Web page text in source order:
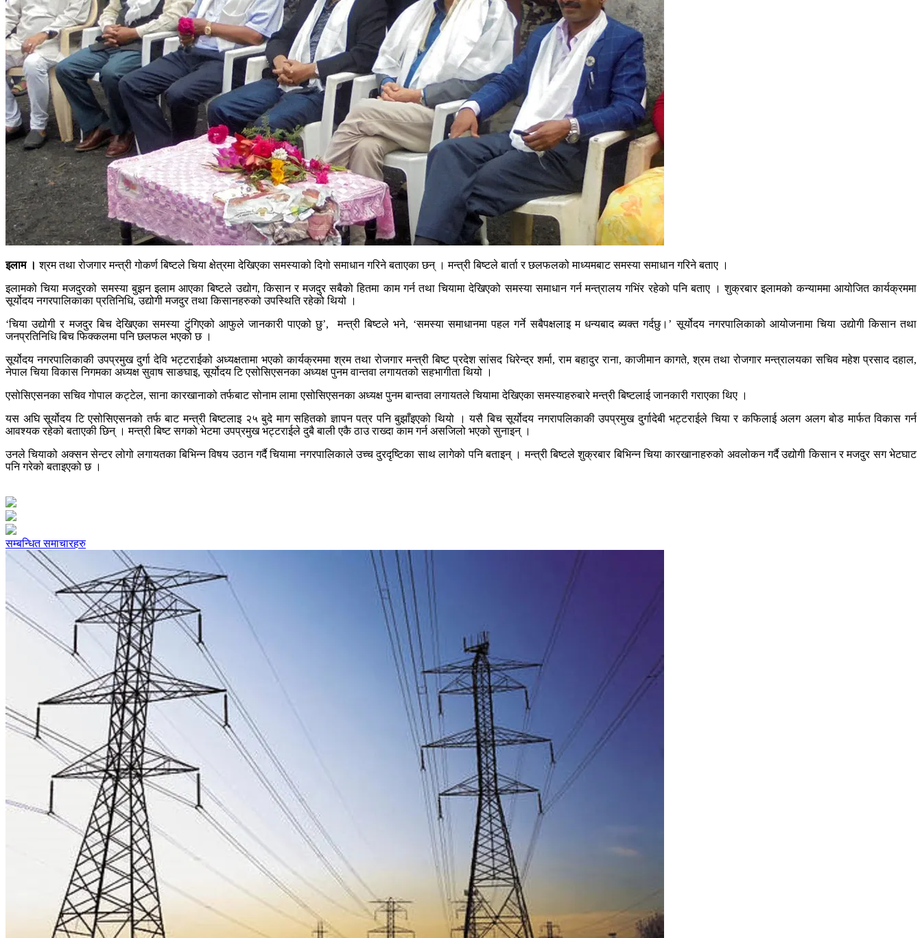
इलाम । श्रम तथा रोजगार मन्त्री गोकर्ण बिष्टले चिया क्षेत्रमा देखिएका समस्याको दिगो समाधान गरिने बताएका छन् । मन्त्री बिष्टले बार्ता र छलफलको माध्यमबाट समस्या समाधान गरिने बताए ।
इलामको चिया मजदुरको समस्या बुझन इलाम आएका बिष्टले उद्योग, किसान र मजदुर सबैको हितमा काम गर्न तथा चियामा देखिएको समस्या समाधान गर्न मन्त्रालय गभिंर रहेको पनि बताए । शुक्रबार इलामको कन्याममा आयोजित कार्यक्रममा
सूर्योदय नगरपालिकाका प्रतिनिधि, उद्योगी मजदुर तथा किसानहरुको उपस्थिति रहेको थियो ।
‘चिया उद्योगी र मजदुर बिच देखिएका समस्या टुंगिएको आफुले जानकारी पाएको छु’, मन्त्री बिष्टले भने, ‘समस्या समाधानमा पहल गर्ने सबैपक्षलाइ म धन्यबाद ब्यक्त गर्दछु।’ सूर्योदय नगरपालिकाको आयोजनामा चिया उद्योगी किसान तथा
जनप्रतिनिधि बिच फिक्कलमा पनि छलफल भएको छ ।
सूर्योदय नगरपालिकाकी उपप्रमुख दुर्गा देवि भट्टराईको अध्यक्षतामा भएको कार्यक्रममा श्रम तथा रोजगार मन्त्री बिष्ट प्रदेश सांसद धिरेन्द्र शर्मा, राम बहादुर राना, काजीमान कागते, श्रम तथा रोजगार मन्त्रालयका सचिव महेश प्रसाद दहाल,
नेपाल चिया विकास निगमका अध्यक्ष सुवाष साङघाइ, सूर्योदय टि एसोसिएसनका अध्यक्ष पुनम वान्तवा लगायतको सहभागीता थियो ।
एसोसिएसनका सचिव गोपाल कट्टेल, साना कारखानाको तर्फबाट सोनाम लामा एसोसिएसनका अध्यक्ष पुनम बान्तवा लगायतले चियामा देखिएका समस्याहरुबारे मन्त्री बिष्टलाई जानकारी गराएका थिए ।
यस अघि सूर्योदय टि एसोसिएसनको तर्फ बाट मन्त्री बिष्टलाइ २५ बुदे माग सहितको ज्ञापन पत्र पनि बुझाँइएको थियो । यसै बिच सूर्योदय नगरापलिकाकी उपप्रमुख दुर्गादेबी भट्टराईले चिया र कफिलाई अलग अलग बोड मार्फत विकास गर्न
आवश्यक रहेको बताएकी छिन् । मन्त्री बिष्ट सगको भेटमा उपप्रमुख भट्टराईले दुबै बाली एकै ठाउ राख्दा काम गर्न असजिलो भएको सुनाइन् ।
उनले चियाको अक्सन सेन्टर लोगो लगायतका बिभिन्न विषय उठान गर्दै चियामा नगरपालिकाले उच्च दुरदृष्टिका साथ लागेको पनि बताइन् । मन्त्री बिष्टले शुक्रबार बिभिन्न चिया कारखानाहरुको अवलोकन गर्दै उद्योगी किसान र मजदुर सग भेटघाट
पनि गरेको बताइएको छ ।
सम्बन्धित समाचारहरु